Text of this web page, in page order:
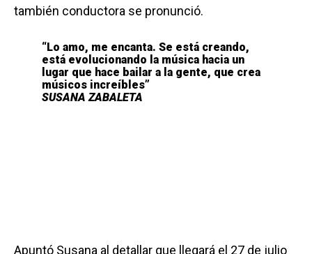
también conductora se pronunció.
“Lo amo, me encanta. Se está creando,
está evolucionando la música hacia un
lugar que hace bailar a la gente, que crea
músicos increíbles”
SUSANA ZABALETA
Apuntó Susana al detallar que llegará el 27 de julio